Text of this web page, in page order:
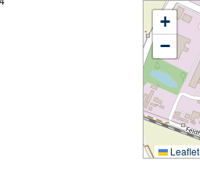
+
−
Leaflet